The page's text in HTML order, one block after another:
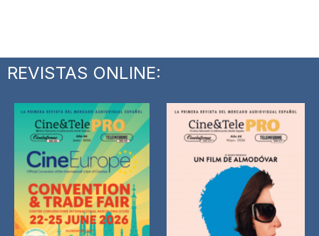
REVISTAS ONLINE: